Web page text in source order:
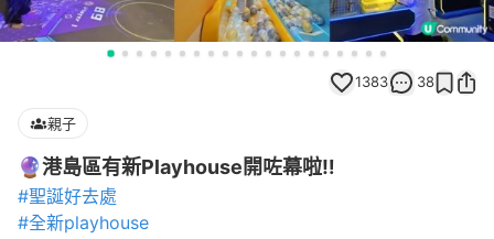
1383 38
親子
🔮港島區有新Playhouse開咗幕啦‼️
#聖誕好去處
#全新playhouse